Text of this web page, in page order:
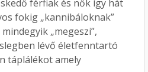
férfiak és nők így hát
fokig „kannibáloknak”
„megeszi”,
lévő életfenntartó
táplálékot amely